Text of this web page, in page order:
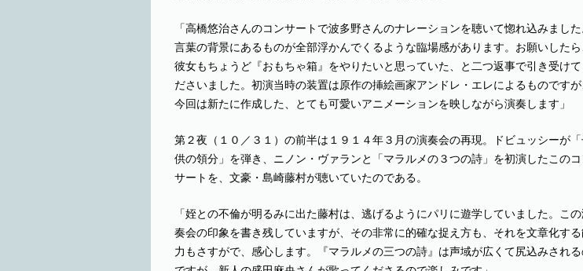
「高橋悠治さんのコンサートで波多野さんのナレーションを聴いて惚れ込みました
言葉の背景にあるものが全部浮かんでくるような臨場感があります。お願いしたら
彼女もちょうど『おもちゃ箱』をやりたいと思っていた、と二つ返事で引き受けて
ださいました。初演当時の装置は原作の挿絵画家アンドレ・エレによるものですが
今回は新たに作成した、とても可愛いアニメーションを映しながら演奏します」
第２夜（１０／３１）の前半は１９１４年３月の演奏会の再現。ドビュッシーが
供の領分」を弾き、ニノン・ヴァランと「マラルメの３つの詩」を初演したこのコ
サートを、文豪・島崎藤村が聴いていたのである。
「姪との不倫が明るみに出た藤村は、逃げるようにパリに遊学していました。こ
奏会の印象を書き残していますが、その非常に的確な捉え方も、それを文章化す
力もさすがで、感心します。『マラルメの三つの詩』は声域が広くて尻込みされ